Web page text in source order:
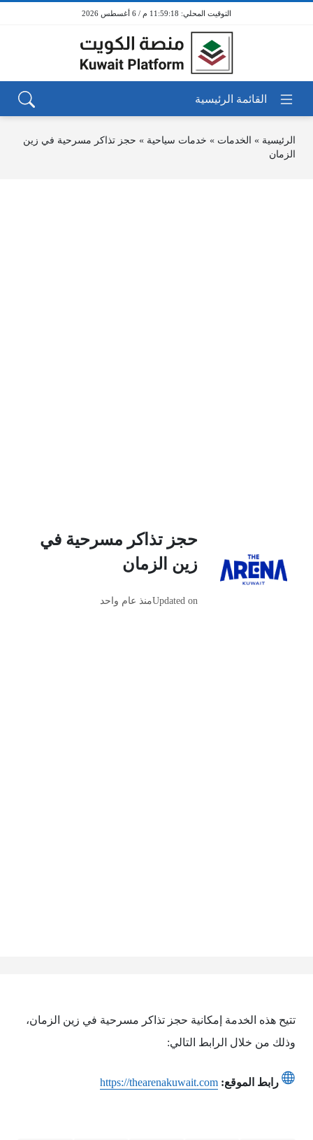
11:59:18 م / 6 أغسطس 2026
الرئيسية » الخدمات » خدمات سياحية » حجز تذاكر مسرحية في زين
الزمان
حجز تذاكر مسرحية في
زين الزمان
Updated onمنذ عام واحد
تتيح هذه الخدمة إمكانية حجز تذاكر مسرحية في زين الزمان،
وذلك من خلال الرابط التالي:
رابط الموقع: https://thearenakuwait.com